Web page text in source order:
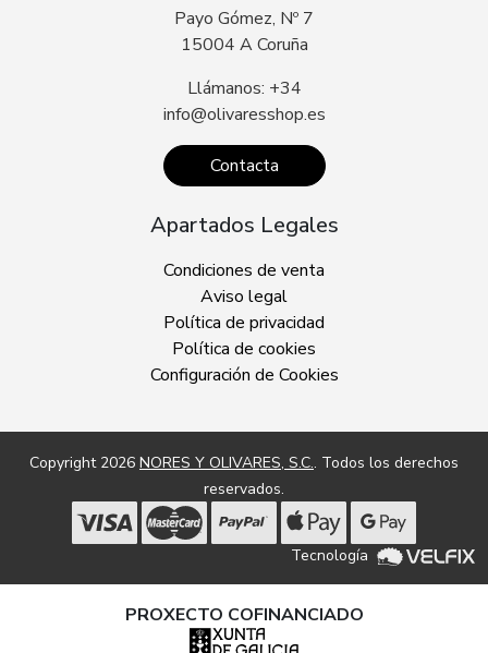
Payo Gómez, Nº 7
15004 A Coruña
Llámanos: +34
info@olivaresshop.es
Contacta
Apartados Legales
Condiciones de venta
Aviso legal
Política de privacidad
Política de cookies
Configuración de Cookies
Copyright 2026 NORES Y OLIVARES, S.C.. Todos los derechos
reservados.
Tecnología
PROXECTO COFINANCIADO